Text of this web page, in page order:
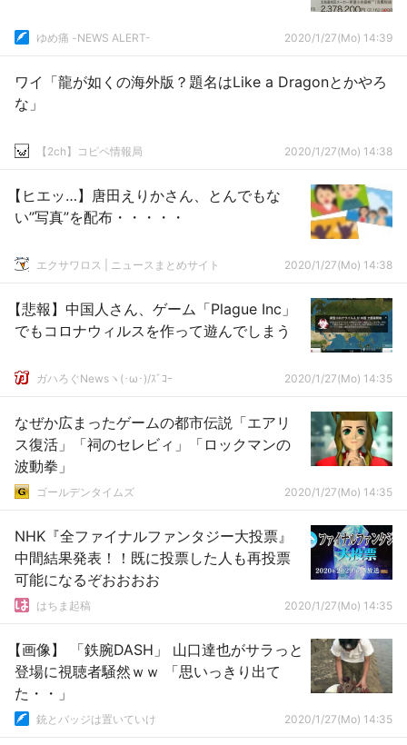
ゆめ痛 -NEWS ALERT- 2020/1/27(Mo) 14:39
ワイ「龍が如くの海外版？題名はLike a Dragonとかやろ
な」
【2ch】コピペ情報局 2020/1/27(Mo) 14:38
【ヒエッ…】唐田えりかさん、とんでもな
い”写真”を配布・・・・・
エクサワロス | ニュースまとめサイト 2020/1/27(Mo) 14:38
【悲報】中国人さん、ゲーム「Plague Inc」
でもコロナウィルスを作って遊んでしまう
ガハろぐNewsヽ(･ω･)/ｽﾞｺｰ 2020/1/27(Mo) 14:35
なぜか広まったゲームの都市伝説「エアリ
ス復活」「祠のセレビィ」「ロックマンの
波動拳」
ゴールデンタイムズ 2020/1/27(Mo) 14:35
NHK『全ファイナルファンタジー大投票』
中間結果発表！！既に投票した人も再投票
可能になるぞおおおお
はちま起稿 2020/1/27(Mo) 14:35
【画像】 「鉄腕DASH」 山口達也がサラっと
登場に視聴者騒然ｗｗ 「思いっきり出て
た・・」
銃とバッジは置いていけ 2020/1/27(Mo) 14:35